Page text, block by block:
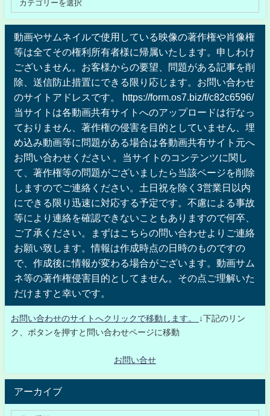
動画やサムネイルで使用している映像の著作権や肖像権
等は全てその権利所有者様に帰属いたします。申しわけ
ございません。お客様からの要望、問題がある記事を削
除、送信防止措置にできる限り応じます。お問い合わせ
のサイトアドレスです。 https://form.os7.biz/f/c82c6596/
当サイトは各動画共有サイトへのアップロードは行なっ
ておりません、著作権の侵害を目的としていません、埋
め込み動画等に問題がある場合は各動画共有サイト元へ
お問い合わせください 。当サイトのコンテンツに関し
て、著作権等の問題がございましたら当該ページを削除
しますのでご連絡ください。土日祝を除く3営業日以内
にできる限り迅速に対応する予定です。不慮による事故
等により連絡を確認できないこともありますので何卒、
ご了承ください。まずはこちらの問い合わせよりご連絡
お願い致します。情報は作成時点の日時のものですの
で、作成後に情報が変わる場合がございます。動画サム
ネ等の著作権侵害目的としてません。その点ご理解いた
だけますと幸いです。
お問い合わせのサイトへクリックで移動します。
↓下記のリン
ク、ボタンを押すと問い合わせページに移動
お問い合せ
アーカイブ